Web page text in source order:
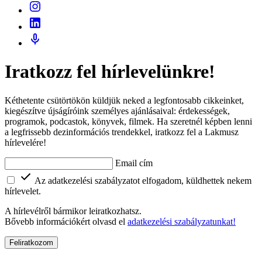
Iratkozz fel hírlevelünkre!
Kéthetente csütörtökön küldjük neked a legfontosabb cikkeinket,
kiegészítve újságíróink személyes ajánlásaival: érdekességek,
programok, podcastok, könyvek, filmek. Ha szeretnél képben lenni
a legfrissebb dezinformációs trendekkel, iratkozz fel a Lakmusz
hírlevelére!
Email cím
Az adatkezelési szabályzatot elfogadom, küldhettek nekem
hírlevelet.
A hírlevélről bármikor leiratkozhatsz.
Bővebb információkért olvasd el adatkezelési szabályzatunkat!
Feliratkozom